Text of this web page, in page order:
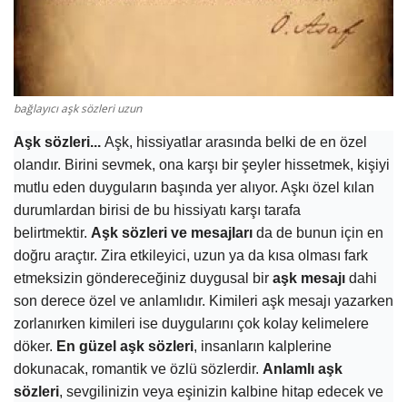
Komik Sözler
Dini Sözler
Günaydın Mesajları
bağlayıcı aşk sözleri uzun
Aşk sözleri... Aşk, hissiyatlar arasında belki de en özel
olandır. Birini sevmek, ona karşı bir şeyler hissetmek, kişiyi
mutlu eden duyguların başında yer alıyor. Aşkı özel kılan
durumlardan birisi de bu hissiyatı karşı tarafa
belirtmektir. Aşk sözleri ve mesajları da de bunun için en
doğru araçtır. Zira etkileyici, uzun ya da kısa olması fark
etmeksizin göndereceğiniz duygusal bir aşk mesajı dahi
son derece özel ve anlamlıdır. Kimileri aşk mesajı yazarken
zorlanırken kimileri ise duygularını çok kolay kelimelere
döker. En güzel aşk sözleri, insanların kalplerine
dokunacak, romantik ve özlü sözlerdir. Anlamlı aşk
sözleri, sevgilinizin veya eşinizin kalbine hitap edecek ve